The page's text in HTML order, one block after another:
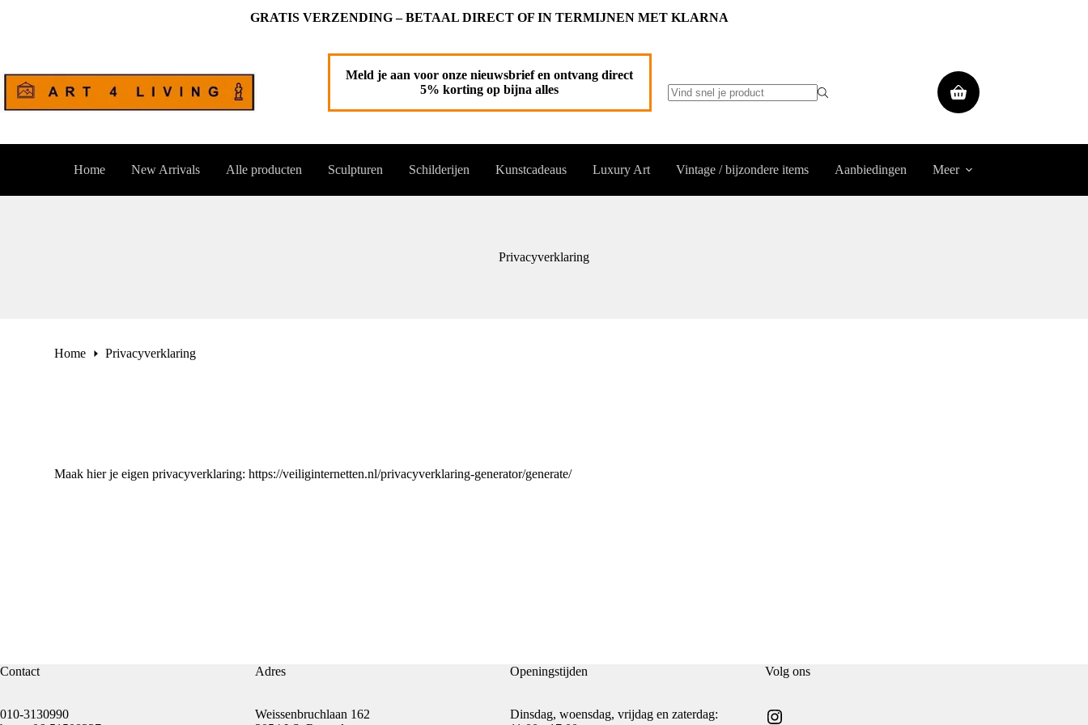
GRATIS VERZENDING – BETAAL DIRECT OF IN TERMIJNEN MET KLARNA
Meld je aan voor onze nieuwsbrief en ontvang direct
5% korting op bijna alles
Winkelwagen
Home New Arrivals Alle producten Sculpturen Schilderijen Kunstcadeaus Luxury Art Vintage / bijzondere items Aanbiedingen Meer
Privacyverklaring
Home Privacyverklaring
Maak hier je eigen privacyverklaring:https://veiliginternetten.nl/privacyverklaring-generator/generate/
Contact
010-3130990
Adres
Weissenbruchlaan 162
Openingstijden
Dinsdag, woensdag, vrijdag en zaterdag:
Volg ons
Instagram